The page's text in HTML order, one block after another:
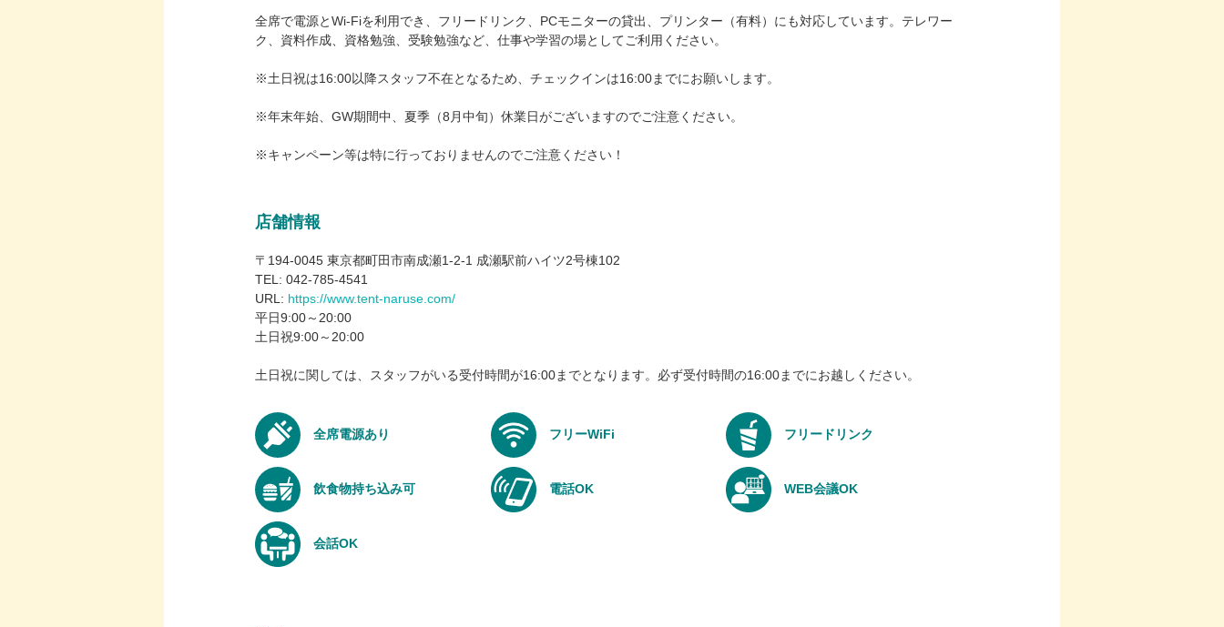
全席で電源とWi-Fiを利用でき、フリードリンク、PCモニターの貸出、プリンター（有料）にも対応しています。テレワー
ク、資料作成、資格勉強、受験勉強など、仕事や学習の場としてご利用ください。
※土日祝は16:00以降スタッフ不在となるため、チェックインは16:00までにお願いします。
※年末年始、GW期間中、夏季（8月中旬）休業日がございますのでご注意ください。
※キャンペーン等は特に行っておりませんのでご注意ください！
店舗情報
〒194-0045 東京都町田市南成瀬1-2-1 成瀬駅前ハイツ2号棟102
TEL: 042-785-4541
URL: https://www.tent-naruse.com/
平日9:00～20:00
土日祝9:00～20:00
土日祝に関しては、スタッフがいる受付時間が16:00までとなります。必ず受付時間の16:00までにお越しください。
全席電源あり フリーWiFi フリードリンク
飲食物持ち込み可 電話OK WEB会議OK
会話OK